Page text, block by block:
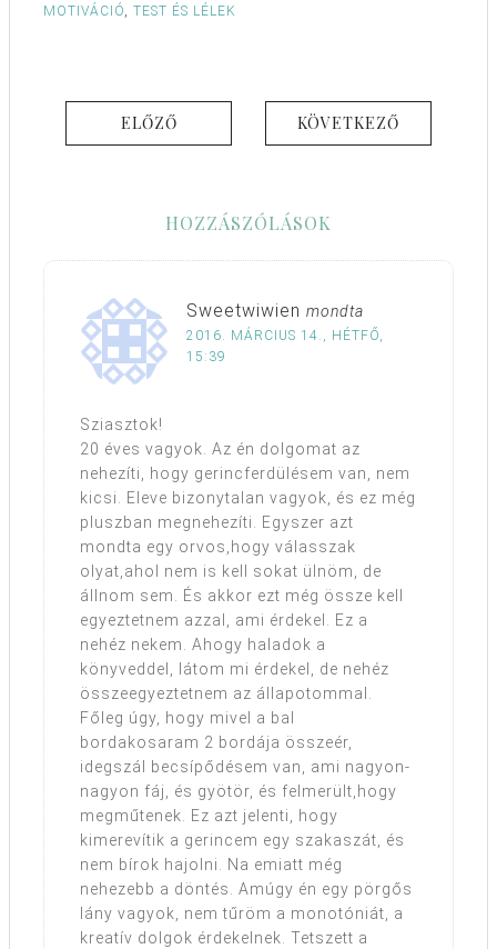
MOTIVÁCIÓ, TEST ÉS LÉLEK
ELŐZŐ KÖVETKEZŐ
HOZZÁSZÓLÁSOK
Sweetwiwien mondta
2016. MÁRCIUS 14., HÉTFŐ,
15:39
Sziasztok!
20 éves vagyok. Az én dolgomat az
nehezíti, hogy gerincferdülésem van, nem
kicsi. Eleve bizonytalan vagyok, és ez még
pluszban megnehezíti. Egyszer azt
mondta egy orvos,hogy válasszak
olyat,ahol nem is kell sokat ülnöm, de
állnom sem. És akkor ezt még össze kell
egyeztetnem azzal, ami érdekel. Ez a
nehéz nekem. Ahogy haladok a
könyveddel, látom mi érdekel, de nehéz
összeegyeztetnem az állapotommal.
Főleg úgy, hogy mivel a bal
bordakosaram 2 bordája összeér,
idegszál becsípődésem van, ami nagyon-
nagyon fáj, és gyötör, és felmerült,hogy
megműtenek. Ez azt jelenti, hogy
kimerevítik a gerincem egy szakaszát, és
nem bírok hajolni. Na emiatt még
nehezebb a döntés. Amúgy én egy pörgős
lány vagyok, nem tűröm a monotóniát, a
kreatív dolgok érdekelnek. Tetszett a